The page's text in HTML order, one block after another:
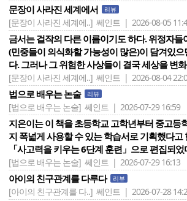
문장이 사라진 세계에서 리뷰
[문장이 사라진 세계에..] 쎄인트 | 2026-08-05
금서는 걸작의 다른 이름이기도 하다. 위정자들
(민중들이 의식화할 가능성이 많은)이 담겨있
다. 그러나 그 위험한 사상들이 결국 세상을 변
[문장이 사라진 세계에..] 쎄인트 | 2026-08-04
법으로 배우는 논술 리뷰
[법으로 배우는 논술] 쎄인트 | 2026-07-29 16:59
지은이는 이 책을 초등학교 고학년부터 중고등
지 폭넓게 사용할 수 있는 학습서로 기획했다고
「사고력을 키우는 6단계 훈련」으로 편집되었
[법으로 배우는 논술] 쎄인트 | 2026-07-29 16:13
아이의 친구관계를 다루다 리뷰
[아이의 친구관계를 다..] 쎄인트 | 2026-07-28